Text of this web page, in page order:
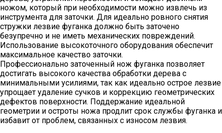
ножом, который при необходимости можно извлечь из
инструмента для заточки. Для идеально ровного снятия
стружки лезвие фуганка должно быть заточено
безупречно и не иметь механических повреждений.
Использование высокоточного оборудования обеспечит
максимальное качество заточки.
Профессионально заточенный нож фуганка позволяет
достигать высокого качества обработки дерева с
минимальными усилиями, так как идеально острое лезвие
упрощает удаление сучков и коррекцию геометрических
дефектов поверхности. Поддержание идеальной
геометрии и остроты ножа продлит срок службы фуганка и
избавит от проблем, связанных с износом лезвия.